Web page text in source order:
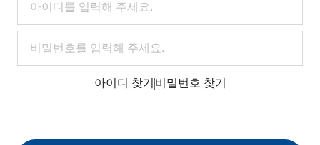
아이디 찾기 비밀번호 찾기